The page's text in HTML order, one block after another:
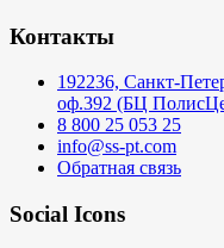
Контакты
192236, Санкт-
оф.392 (БЦ
8 800 25 053 25
info@ss-pt.com
Обратная связь
Social Icons